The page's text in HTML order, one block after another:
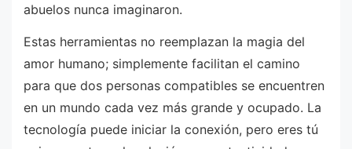
abuelos nunca imaginaron.
Estas herramientas no reemplazan la magia del
amor humano; simplemente facilitan el camino
para que dos personas compatibles se encuentren
en un mundo cada vez más grande y ocupado. La
tecnología puede iniciar la conexión, pero eres tú